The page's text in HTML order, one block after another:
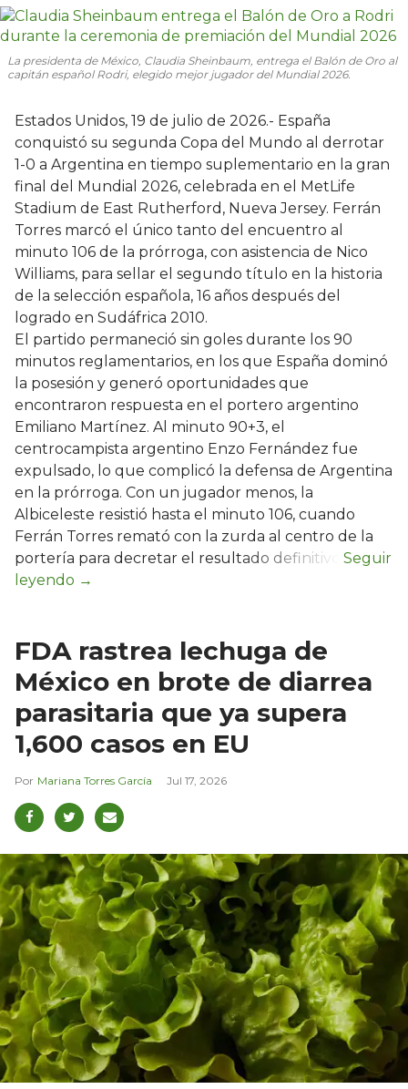
La presidenta de México, Claudia Sheinbaum, entrega el Balón de Oro al
capitán español Rodri, elegido mejor jugador del Mundial 2026.
Estados Unidos, 19 de julio de 2026.- España
conquistó su segunda Copa del Mundo al derrotar
1-0 a Argentina en tiempo suplementario en la gran
final del Mundial 2026, celebrada en el MetLife
Stadium de East Rutherford, Nueva Jersey. Ferrán
Torres marcó el único tanto del encuentro al
minuto 106 de la prórroga, con asistencia de Nico
Williams, para sellar el segundo título en la historia
de la selección española, 16 años después del
logrado en Sudáfrica 2010.
El partido permaneció sin goles durante los 90
minutos reglamentarios, en los que España dominó
la posesión y generó oportunidades que
encontraron respuesta en el portero argentino
Emiliano Martínez. Al minuto 90+3, el
centrocampista argentino Enzo Fernández fue
expulsado, lo que complicó la defensa de Argentina
en la prórroga. Con un jugador menos, la
Albiceleste resistió hasta el minuto 106, cuando
Ferrán Torres remató con la zurda al centro de la
portería para decretar el resultado definitivo.
FDA rastrea lechuga de
México en brote de diarrea
parasitaria que ya supera
1,600 casos en EU
Mariana Torres García Jul 17, 2026